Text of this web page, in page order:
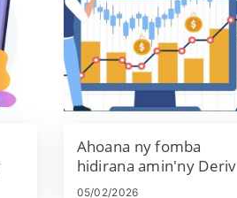
Ahoana ny fomba
hidirana amin'ny Deriv
amin'ny 2026:
05/02/2026